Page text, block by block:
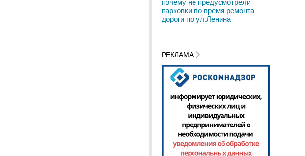
почему не предусмотрели
парковки во время ремонта
дороги по ул.Ленина
РЕКЛАМА